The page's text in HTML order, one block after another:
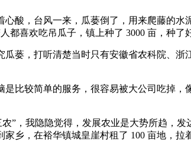
心酸，台风一来，瓜蒌倒了，用来爬藤的
都喜欢吃吊瓜子，镇上种了 3000 亩，种了
瓜蒌，打听清楚当时只有安徽省农科院、
是比较简单的服务，很容易被大公司吃掉
”，我隐隐觉得，发展农业是大势所趋，发
乡，在裕华镇城皇崖村租了 100 亩地，拉